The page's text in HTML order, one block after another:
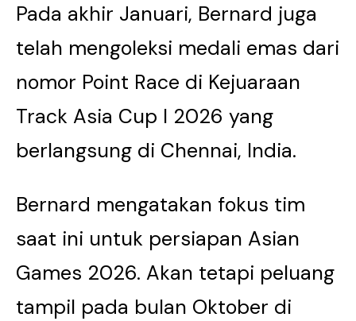
Pada akhir Januari, Bernard juga
telah mengoleksi medali emas dari
nomor Point Race di Kejuaraan
Track Asia Cup I 2026 yang
berlangsung di Chennai, India.
Bernard mengatakan fokus tim
saat ini untuk persiapan Asian
Games 2026. Akan tetapi peluang
tampil pada bulan Oktober di